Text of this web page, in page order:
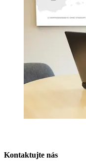
Kontaktujte nás